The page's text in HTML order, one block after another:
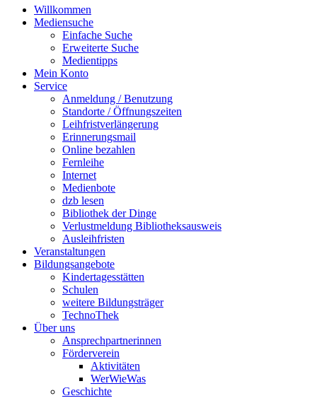
Willkommen
Mediensuche
Einfache Suche
Erweiterte Suche
Medientipps
Mein Konto
Service
Anmeldung / Benutzung
Standorte / Öffnungszeiten
Leihfristverlängerung
Erinnerungsmail
Online bezahlen
Fernleihe
Internet
Medienbote
dzb lesen
Bibliothek der Dinge
Verlustmeldung Bibliotheksausweis
Ausleihfristen
Veranstaltungen
Bildungsangebote
Kindertagesstätten
Schulen
weitere Bildungsträger
TechnoThek
Über uns
Ansprechpartnerinnen
Förderverein
Aktivitäten
WerWieWas
Geschichte